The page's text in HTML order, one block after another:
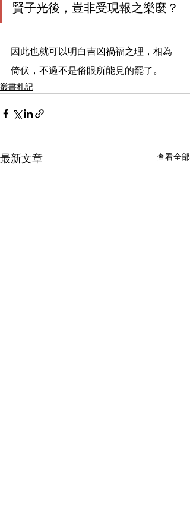
賢子光後，豈非受現報之樂麼？
因此也就可以明白吉凶禍福之理，相為
倚伏，不過不是俗眼所能見的罷了。
叢書札記
最新文章 查看全部